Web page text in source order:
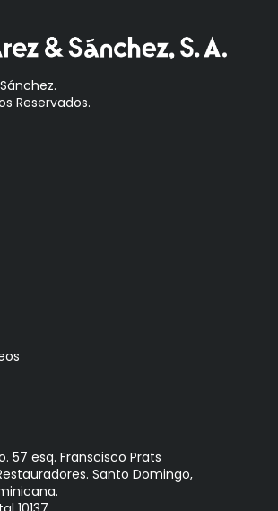
Reservados.
57 esq. Franscisco Prats
Santo Domingo,